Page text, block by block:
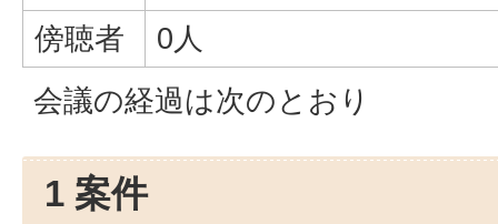
傍聴者
0人
会議の経過は次のとおり
1 案件